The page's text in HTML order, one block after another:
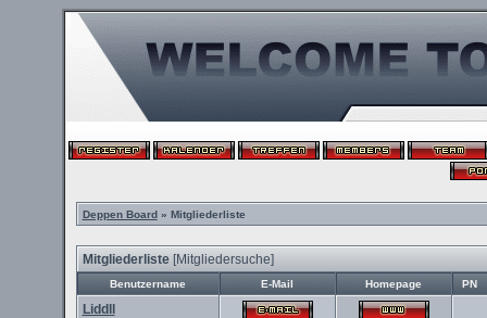
Deppen Board» Mitgliederliste
Mitgliederliste[Mitgliedersuche]
Benutzername E-Mail Homepage PN
Liddll